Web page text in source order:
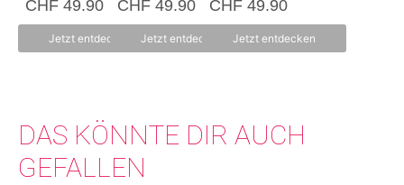
einzigen Werkstätte zusammen und verbessern dabei laufend ihre
Produkte und Qualität. Die thailändisch-französische Kooperation hat sich
inzwischen zu einer echten Freundschaft entwickelt.
v
CHF49.90
Jetzt entdecken
von 5
CHF49.90
Jetzt entdecken
von 5
CHF49.90
Jetzt entdecken
DAS KÖNNTE DIR AUCH
GEFALLEN